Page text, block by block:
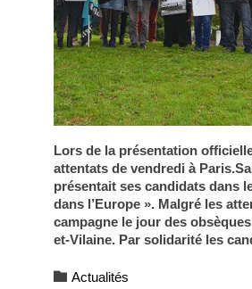
Lors de la présentation
attentats de vendredi à
présentait ses candidats dans
dans l’Europe ». Malgré les
campagne le jour des
et-Vilaine. Par solidarité les
 Category
Actualités